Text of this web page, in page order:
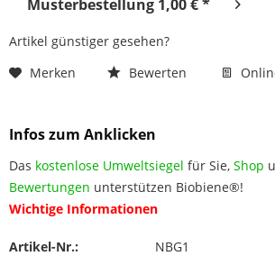
Musterbestellung 1,00 € *
Artikel günstiger gesehen?
Merken
Bewerten
Infos zum Anklicken
Das kostenlose Umweltsiegel für Sie, Shop
Bewertungen unterstützen Biobiene®!
Wichtige Informationen
Artikel-Nr.: NBG1